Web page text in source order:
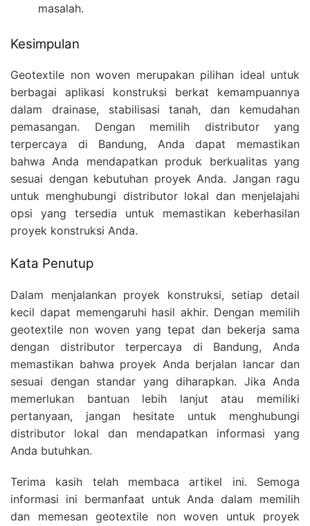
masalah.
Kesimpulan
Geotextile non woven merupakan pilihan ideal untuk
berbagai aplikasi konstruksi berkat kemampuannya
dalam drainase, stabilisasi tanah, dan kemudahan
pemasangan. Dengan memilih distributor yang
terpercaya di Bandung, Anda dapat memastikan
bahwa Anda mendapatkan produk berkualitas yang
sesuai dengan kebutuhan proyek Anda. Jangan ragu
untuk menghubungi distributor lokal dan menjelajahi
opsi yang tersedia untuk memastikan keberhasilan
proyek konstruksi Anda.
Kata Penutup
Dalam menjalankan proyek konstruksi, setiap detail
kecil dapat memengaruhi hasil akhir. Dengan memilih
geotextile non woven yang tepat dan bekerja sama
dengan distributor terpercaya di Bandung, Anda
memastikan bahwa proyek Anda berjalan lancar dan
sesuai dengan standar yang diharapkan. Jika Anda
memerlukan bantuan lebih lanjut atau memiliki
pertanyaan, jangan hesitate untuk menghubungi
distributor lokal dan mendapatkan informasi yang
Anda butuhkan.
Terima kasih telah membaca artikel ini. Semoga
informasi ini bermanfaat untuk Anda dalam memilih
dan memesan geotextile non woven untuk proyek